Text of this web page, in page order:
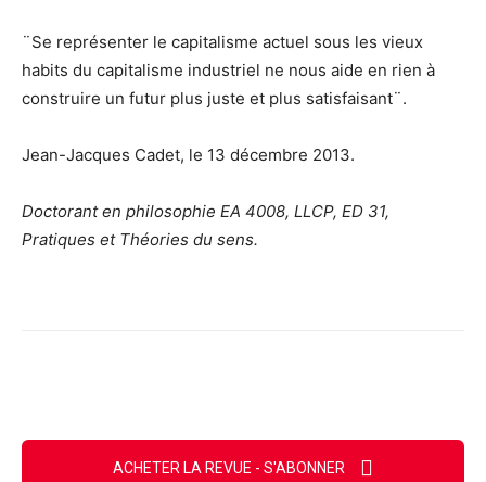
¨Se représenter le capitalisme actuel sous les vieux
habits du capitalisme industriel ne nous aide en rien à
construire un futur plus juste et plus satisfaisant¨.
Jean-Jacques Cadet, le 13 décembre 2013.
Doctorant en philosophie EA 4008, LLCP, ED 31,
Pratiques et Théories du sens.
ACHETER LA REVUE - S'ABONNER